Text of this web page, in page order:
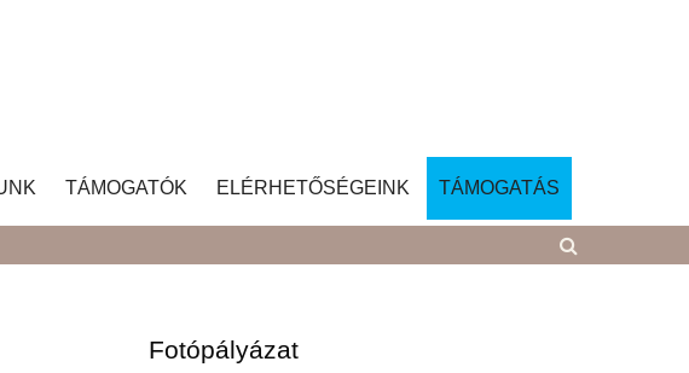
TÁMOGATÓK ELÉRHETŐSÉGEINK TÁMOGATÁS
Fotópályázat